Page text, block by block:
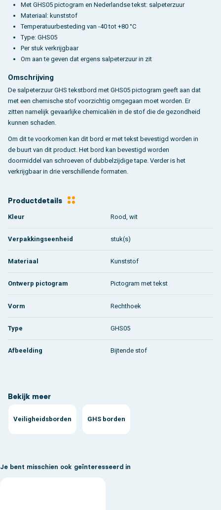
Met GHS05 pictogram en Nederlandse tekst: salpeterzuur
Materiaal: kunststof
Temperatuurbesteding van -40 tot +80 °C
Type: GHS05
Per stuk verkrijgbaar
Om aan te geven dat ergens salpeterzuur in zit
Omschrijving
De salpeterzuur GHS tekstbord met GHS05 pictogram geeft aan dat
met een chemische stof voorzichtig omgegaan moet worden. Er
zitten namelijk gevaarlijke chemicaliën in de stof die de gezondheid
kunnen schaden.
Om dit te voorkomen kan dit bord er met tekst bevestigd worden in
de buurt van dit product. Het bord kan bevestigd worden
doormiddel van schroeven of dubbelzijdige tape. Verder is het
verkrijgbaar in drie verschillende formaten.
Productdetails
Kleur Rood, wit
Verpakkingseenheid stuk(s)
Materiaal Kunststof
Ontwerp pictogram Pictogram met tekst
Vorm Rechthoek
Type GHS05
Afbeelding Bijtende stof
Bekijk meer
Veiligheidsborden GHS borden
Je bent misschien ook geïnteresseerd in